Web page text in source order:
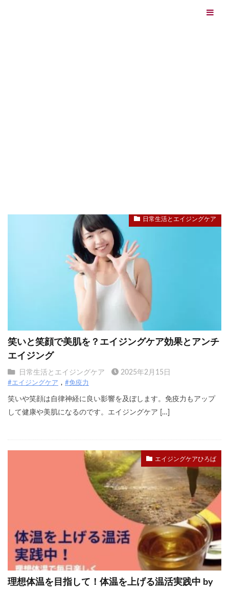
日常生活とエイジングケア
笑いと笑顔で美肌を？エイジングケア効果とアンチ
エイジング
日常生活とエイジングケア 2025年2月15日
#エイジングケア #免疫力
笑いや笑顔は自律神経に良い影響を及ぼします。免疫力もアップ
して健康や美肌になるのです。エイジングケア […]
エイジングケアひろば
理想体温を目指して！体温を上げる温活実践中 by